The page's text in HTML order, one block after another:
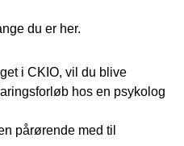
du er her.
i CKIO, vil du blive
hos en psykolog
pårørende med til